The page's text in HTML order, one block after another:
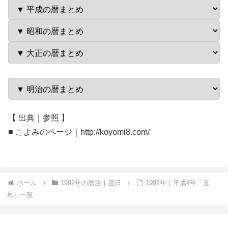
【 出典｜参照 】
■ こよみのページ｜http://koyomi8.com/
ホーム 1992年の暦注｜選日
1992年｜平成4年「五
墓」一覧